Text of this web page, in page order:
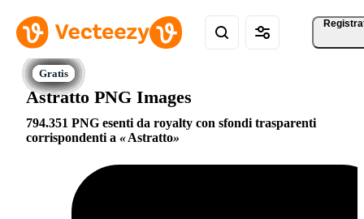
Astratto PNG Images
794.351 PNG esenti da royalty con sfondi trasparenti
corrispondenti a
Astratto